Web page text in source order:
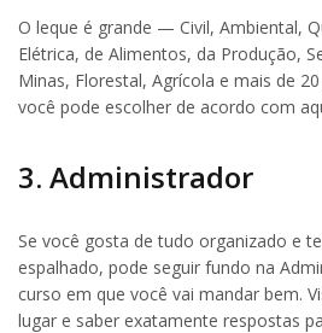
O leque é grande — Civil, Ambiental,
Elétrica, de Alimentos, da Produção,
Minas, Florestal, Agrícola e mais de
você pode escolher de acordo com
3. Administrador
Se você gosta de tudo organizado e
espalhado, pode seguir fundo na
curso em que você vai mandar bem.
lugar e saber exatamente respostas